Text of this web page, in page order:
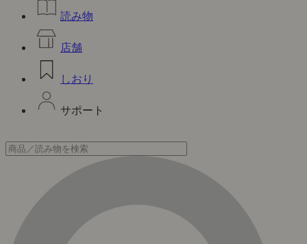
読み物
店舗
しおり
サポート